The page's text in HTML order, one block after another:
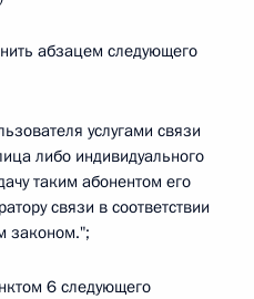
абзацем следующего
услугами связи
либо индивидуального
таким абонентом его
связи в соответствии
законом.";
6 следующего